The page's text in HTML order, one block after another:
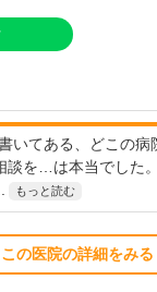
いてある、どこの病
談を…は本当でした
もっと読む
この医院の詳細をみる